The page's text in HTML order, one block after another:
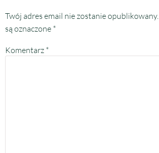
Twój adres email nie zostanie opublikowany.
są oznaczone *
Komentarz *